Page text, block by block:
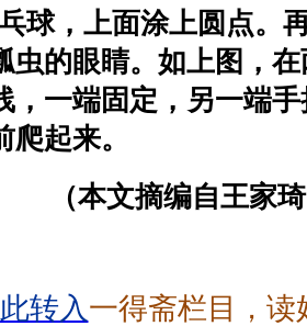
球，上面涂上圆点。
虫的眼睛。如上图，
，一端固定，另一端
起来。
（本文摘编自王家
转入 一得斋栏目，